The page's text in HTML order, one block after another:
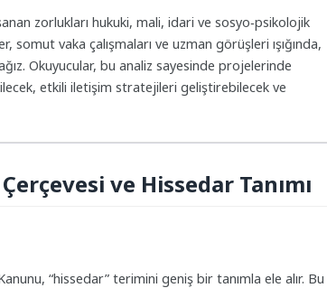
zorlukları hukuki, mali, idari ve sosyo‑psikolojik
somut vaka çalışmaları ve uzman görüşleri ışığında,
Okuyucular, bu analiz sayesinde projelerinde
etkili iletişim stratejileri geliştirebilecek ve
ve Hissedar Tanımı
“hissedar” terimini geniş bir tanımla ele alır. Bu